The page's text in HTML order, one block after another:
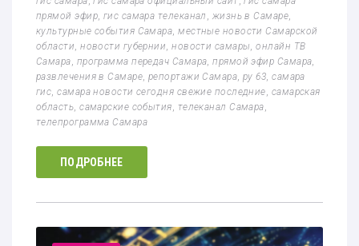
прямой эфир, гис самара телеканал , жизнь в Самаре,
культурные события Самара,местные новости Самарской
области,новости губернии,новости самары,онлайн ТВ
Самара, программа передач Самара,прямой эфир Самара,
развлечения в Самаре, репортажи Самара,ру 63,самара
гис,самара новости сегодня свежие последние, самарская
область,самарские события, телеканал Самара,
телепрограмма Самара
ПОДРОБНЕЕ